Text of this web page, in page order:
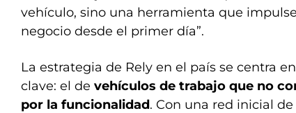
vehículo, sino una herramienta que
negocio desde el primer día”.
La estrategia de Rely en el país se centra
clave: el de vehículos de trabajo que no
por la funcionalidad. Con una red inicial